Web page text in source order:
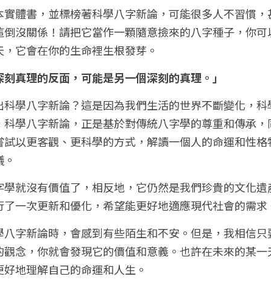
體書，並標榜著科學八字新論，可能很多人不習慣
沒關係！請把它當作一顆隨意撿來的八字種子，你
它會在你的生命裡生根發芽。
真理的反面，可能是另一個深刻的真理。」
學八字新論？這是因為我們生活的世界不斷變化，
學八字新論，正是基於對傳統八字學的尊重和傳承
以更客觀、更科學的方式，解讀一個人的命運和性
就沒有價值了，相反地，它仍然是我們珍貴的文化
一次更新和優化，希望能更好地適應現代社會的需求
字新論時，會感到有些陌生和不安。但是，我相信
念，你就會發現它的價值和意義。也許在未來的某
地理解自己的命運和人生。